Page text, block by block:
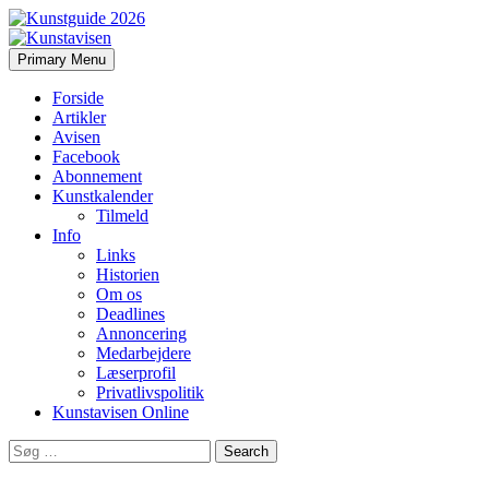
Kunstavisen
Search
Primary Menu Skip
to
Forside
Artikler
Avisen
Facebook
Abonnement
Kunstkalender
Tilmeld
Info
Links
Historien
Om os
Deadlines
Annoncering
Medarbejdere
Læserprofil
Privatlivspolitik
Kunstavisen Online
Search
for: